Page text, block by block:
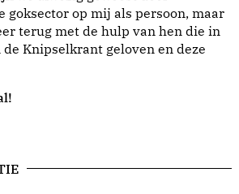
goksector op mij als persoon, maar
terug met de hulp van hen die in
Knipselkrant geloven en deze